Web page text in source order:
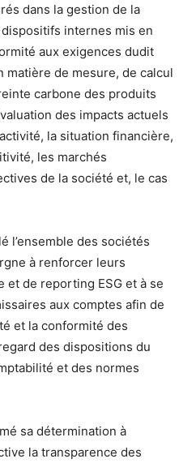
dans la gestion de la
internes mis en
aux exigences dudit
matière de mesure, de calcul
carbone des produits
des impacts actuels
la situation financière,
les marchés
de la société et, le cas
l’ensemble des sociétés
à renforcer leurs
de reporting ESG et à se
aux comptes afin de
et la conformité des
des dispositions du
et des normes
sa détermination à
la transparence des